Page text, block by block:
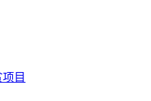
目